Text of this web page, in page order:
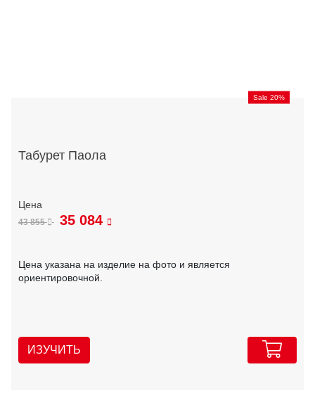
Sale 20%
Табурет Паола
43 855 35 084
Цена указана на изделие на фото и является
ориентировочной.
ИЗУЧИТЬ